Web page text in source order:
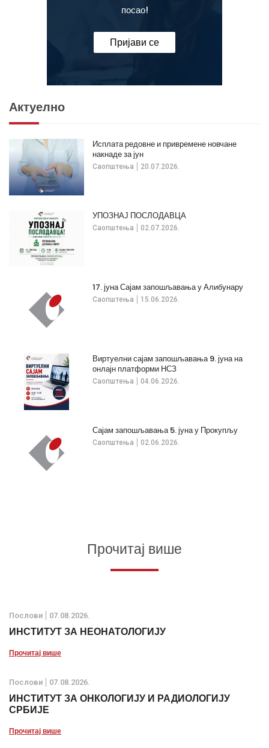
посао!
Пријави се
Актуелно
Саопштења 20.07.2026.
Исплата редовне и привремене новчане
накнаде за јун
Саопштења 02.07.2026.
УПОЗНАЈ ПОСЛОДАВЦА
Саопштења 15.06.2026.
17. јуна Сајам запошљавања у Алибунару
Саопштења 04.06.2026.
Виртуелни сајам запошљавања 9. јуна на
онлајн платформи НСЗ
Саопштења 02.06.2026.
Сајам запошљавања 5. јуна у Прокупљу
Прочитај више
Послови 07.08.2026.
ИНСТИТУТ ЗА НЕОНАТОЛОГИЈУ
Прочитај више
Послови 07.08.2026.
ИНСТИТУТ ЗА ОНКОЛОГИЈУ И РАДИОЛОГИЈУ
СРБИЈЕ
Прочитај више